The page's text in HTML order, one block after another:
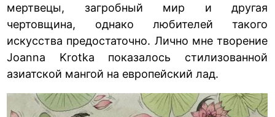
мертвецы, загробный мир и другая
чертовщина, однако любителей такого
искусства предостаточно. Лично мне творение
Joanna Krotka показалось стилизованной
азиатской мангой на европейский лад.